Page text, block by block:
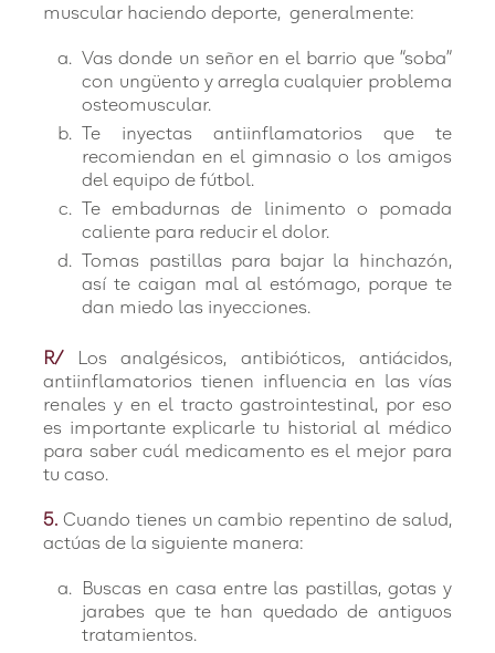
muscular haciendo deporte, generalmente:
Vas donde un señor en el barrio que “soba”
con ungüento y arregla cualquier problema
osteomuscular.
Te inyectas antiinflamatorios que te
recomiendan en el gimnasio o los amigos
del equipo de fútbol.
Te embadurnas de linimento o pomada
caliente para reducir el dolor.
Tomas pastillas para bajar la hinchazón,
así te caigan mal al estómago, porque te
dan miedo las inyecciones.
R/
Los analgésicos, antibióticos, antiácidos,
antiinflamatorios tienen influencia en las vías
renales y en el tracto gastrointestinal, por eso
es importante explicarle tu historial al médico
para saber cuál medicamento es el mejor para
tu caso.
5. Cuando tienes un cambio repentino de salud,
actúas de la siguiente manera:
Buscas en casa entre las pastillas, gotas y
jarabes que te han quedado de antiguos
tratamientos.